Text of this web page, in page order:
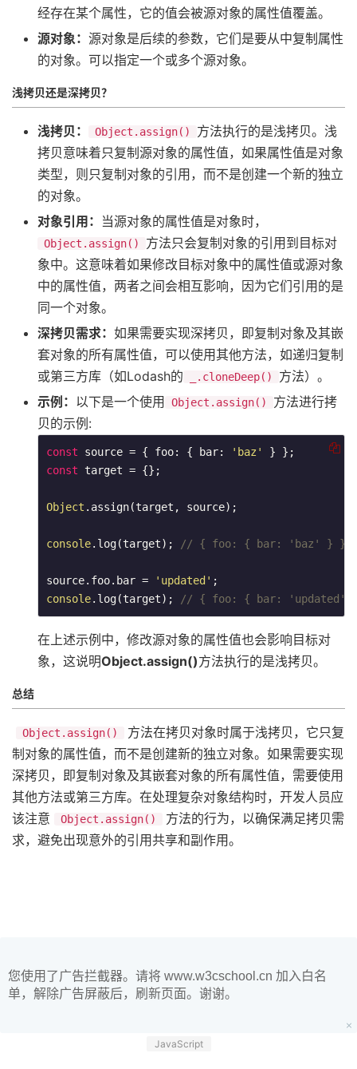
经存在某个属性，它的值会被源对象的属性值覆盖。
源对象： 源对象是后续的参数，它们是要从中复制属性
的对象。可以指定一个或多个源对象。
浅拷贝还是深拷贝？
浅拷贝： Object.assign()
​方法执行的是浅拷贝。浅
拷贝意味着只复制源对象的属性值，如果属性值是对象
类型，则只复制对象的引用，而不是创建一个新的独立
的对象。
对象引用： 当源对象的属性值是对象时，​
Object.assign()
​方法只会复制对象的引用到目标对
象中。这意味着如果修改目标对象中的属性值或源对象
中的属性值，两者之间会相互影响，因为它们引用的是
同一个对象。
深拷贝需求： 如果需要实现深拷贝，即复制对象及其嵌
套对象的所有属性值，可以使用其他方法，如递归复制
或第三方库（如Lodash的​
_.cloneDeep()
​方法）。
示例： 以下是一个使用​ Object.assign()
​方法进行拷
贝的示例:
const source = { foo: { bar: 'baz'
const target = {};
Object .assign(target, source);
console.log(target); // { foo: { bar: 'baz' } }
source.foo.bar = 'updated'
console.log(target); // { foo: { bar: 'updated'
在上述示例中，修改源对象的属性值也会影响目标对
象，这说明Object.assign()方法执行的是浅拷贝。
总结
Object.assign()
​方法在拷贝对象时属于浅拷贝，它只复
制对象的属性值，而不是创建新的独立对象。如果需要实现
深拷贝，即复制对象及其嵌套对象的所有属性值，需要使用
其他方法或第三方库。在处理复杂对象结构时，开发人员应
该注意​
Object.assign()
​方法的行为，以确保满足拷贝需
求，避免出现意外的引用共享和副作用。
您使用了广告拦截器。请将 www.w3cschool.cn 加入白名
单，解除广告屏蔽后，刷新页面。谢谢。
JavaScript